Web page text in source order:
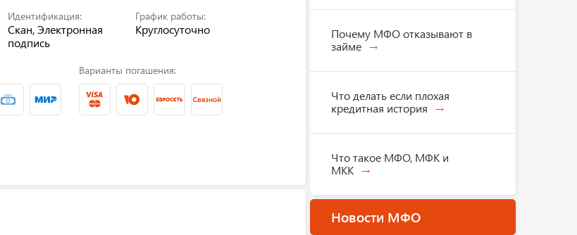
Идентификация:
Скан, Электронная
подпись
График работы:
Круглосуточно
Варианты погашения:
Почему МФО отказывают в
займе
Что делать если плохая
кредитная история
Что такое МФО, МФК и
МКК
Новости МФО